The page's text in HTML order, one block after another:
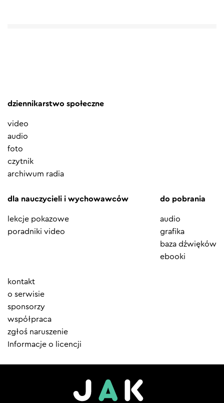
dziennikarstwo społeczne
video
audio
foto
czytnik
archiwum radia
dla nauczycieli i wychowawców
lekcje pokazowe
poradniki video
do pobrania
audio
grafika
baza dźwięków
ebooki
Element
menu
kontakt
o serwisie
sponsorzy
współpraca
zgłoś naruszenie
Informacje o licencji